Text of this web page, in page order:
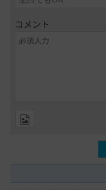
コメント